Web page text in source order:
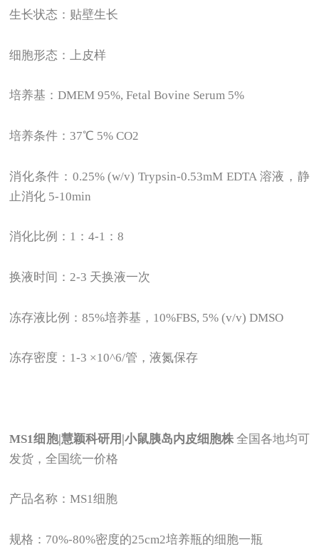
生长状态：贴壁生长
细胞形态：上皮样
培养基：DMEM 95%, Fetal Bovine Serum 5%
培养条件：37℃ 5% CO2
消化条件：0.25% (w/v) Trypsin-0.53mM EDTA 溶液，静
止消化 5-10min
消化比例：1：4-1：8
换液时间：2-3 天换液一次
冻存液比例：85%培养基，10%FBS, 5% (v/v) DMSO
冻存密度：1-3 ×10^6/管，液氮保存
MS1细胞|慧颖科研用|小鼠胰岛内皮细胞株 全国各地均可
发货，全国统一价格
产品名称：MS1细胞
规格：70%-80%密度的25cm2培养瓶的细胞一瓶